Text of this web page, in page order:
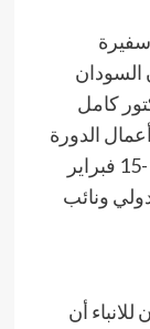
سفيرة
السودان
كامل
الدورة
62 لمؤتمر ميونيخ للأمن في الفترة من 13-15 فبراير
ونائب
أن